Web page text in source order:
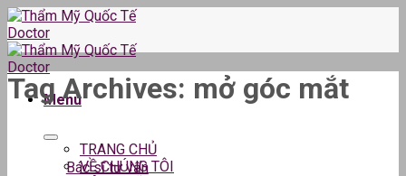
Skip
to
content
Menu
TRANG CHỦ
VỀ CHÚNG TÔI
Tag Archives: mở góc mắt
Bác sĩ tư vấn